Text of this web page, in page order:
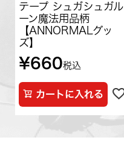
テープ シュガシュガル
ーン魔法用品柄
【ANNORMALグッ
ズ】
¥660税込
カートに入れる